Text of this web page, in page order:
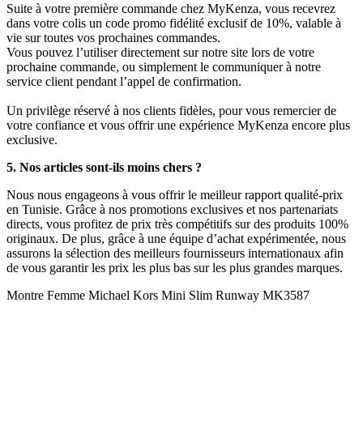
Suite à votre première commande chez MyKenza, vous recevrez
dans votre colis un code promo fidélité exclusif de 10%, valable à
vie sur toutes vos prochaines commandes.
Vous pouvez l’utiliser directement sur notre site lors de votre
prochaine commande, ou simplement le communiquer à notre
service client pendant l’appel de confirmation.
Un privilège réservé à nos clients fidèles, pour vous remercier de
votre confiance et vous offrir une expérience MyKenza encore plus
exclusive.
5. Nos articles sont-ils moins chers ?
Nous nous engageons à vous offrir le meilleur rapport qualité-prix
en Tunisie. Grâce à nos promotions exclusives et nos partenariats
directs, vous profitez de prix très compétitifs sur des produits 100%
originaux. De plus, grâce à une équipe d’achat expérimentée, nous
assurons la sélection des meilleurs fournisseurs internationaux afin
de vous garantir les prix les plus bas sur les plus grandes marques.
Montre Femme Michael Kors Mini Slim Runway MK3587